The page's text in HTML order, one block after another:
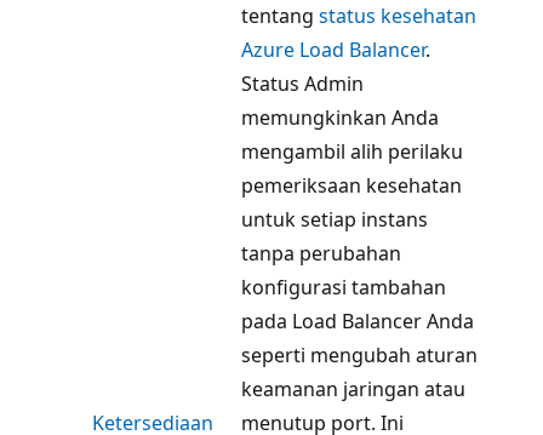
tentang status kesehatan
Azure Load Balancer.
Ketersediaan
Status Admin
memungkinkan Anda
mengambil alih perilaku
pemeriksaan kesehatan
untuk setiap instans
tanpa perubahan
konfigurasi tambahan
pada Load Balancer Anda
seperti mengubah aturan
keamanan jaringan atau
menutup port. Ini